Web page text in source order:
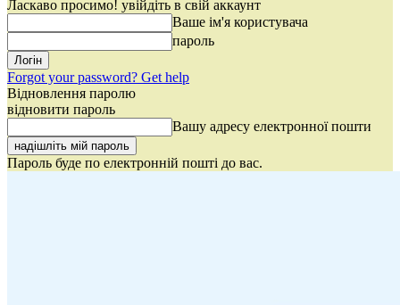
Ласкаво просимо! увійдіть в свій аккаунт
Ваше ім'я користувача
пароль
Forgot your password? Get help
Відновлення паролю
відновити пароль
Вашу адресу електронної пошти
Пароль буде по електронній пошті до вас.